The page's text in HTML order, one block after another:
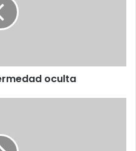
oculta